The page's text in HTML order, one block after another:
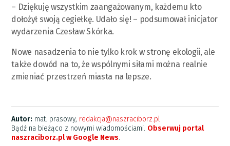
– Dziękuję wszystkim zaangażowanym, każdemu kto
dołożył swoją cegiełkę. Udało się! – podsumował inicjator
wydarzenia Czesław Skórka.
Nowe nasadzenia to nie tylko krok w stronę ekologii, ale
także dowód na to, że wspólnymi siłami można realnie
zmieniać przestrzeń miasta na lepsze.
Autor: mat. prasowy, redakcja@naszraciborz.pl
Bądź na bieżąco z nowymi wiadomościami. Obserwuj portal
naszraciborz.pl w Google News.